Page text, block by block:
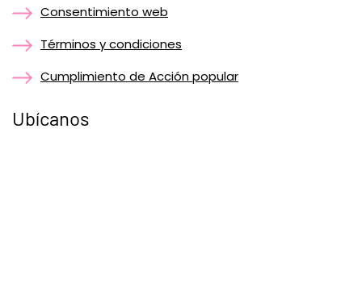
Consentimiento web
Términos y condiciones
Cumplimiento de Acción popular
Ubícanos